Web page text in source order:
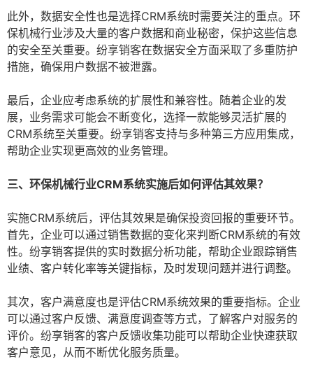
此外，数据安全性也是选择CRM系统时需要关注的重点。环
保机械行业涉及大量的客户数据和商业秘密，保护这些信息
的安全至关重要。纷享销客在数据安全方面采取了多重防护
措施，确保用户数据不被泄露。
最后，企业应考虑系统的扩展性和兼容性。随着企业的发
展，业务需求可能会不断变化，选择一款能够灵活扩展的
CRM系统至关重要。纷享销客支持与多种第三方应用集成，
帮助企业实现更高效的业务管理。
三、环保机械行业CRM系统实施后如何评估其效果？
实施CRM系统后，评估其效果是确保投资回报的重要环节。
首先，企业可以通过销售数据的变化来判断CRM系统的有效
性。纷享销客提供的实时数据分析功能，帮助企业跟踪销售
业绩、客户转化率等关键指标，及时发现问题并进行调整。
其次，客户满意度也是评估CRM系统效果的重要指标。企业
可以通过客户反馈、满意度调查等方式，了解客户对服务的
评价。纷享销客的客户反馈收集功能可以帮助企业快速获取
客户意见，从而不断优化服务质量。